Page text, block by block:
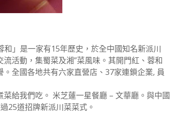
」是一家有15年歷史，於全中國知名新派川
活動，集蜀菜及湘”菜風味。其開門紅、蓉和
全國各地共有六家直營店、37家連鎖企業, 員
給我們吃。 米芝蓮一星餐廳 – 文華廳。與中國
25道招牌新派川菜菜式。